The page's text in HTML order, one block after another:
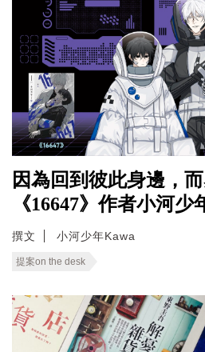
因為回到彼此身邊，
《16647》作者小河少
撰文 小河少年Kawa
提案on the desk